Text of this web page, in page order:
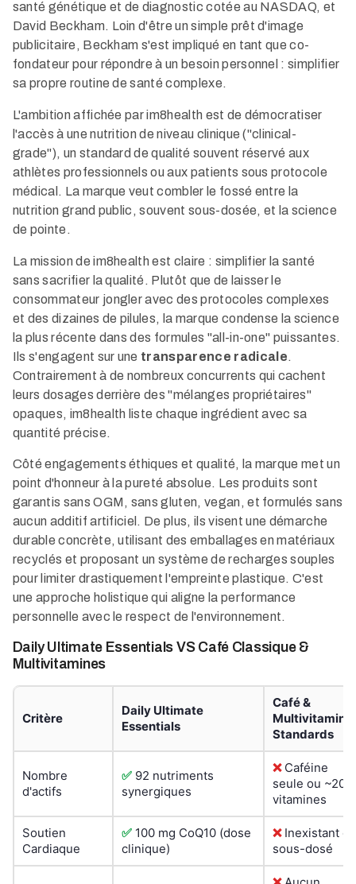
santé génétique et de diagnostic cotée au NASDAQ, et
David Beckham. Loin d'être un simple prêt d'image
publicitaire, Beckham s'est impliqué en tant que co-
fondateur pour répondre à un besoin personnel : simplifier
sa propre routine de santé complexe.
L'ambition affichée par im8health est de démocratiser
l'accès à une nutrition de niveau clinique ("clinical-
grade"), un standard de qualité souvent réservé aux
athlètes professionnels ou aux patients sous protocole
médical. La marque veut combler le fossé entre la
nutrition grand public, souvent sous-dosée, et la science
de pointe.
La mission de im8health est claire : simplifier la santé
sans sacrifier la qualité. Plutôt que de laisser le
consommateur jongler avec des protocoles complexes
et des dizaines de pilules, la marque condense la science
la plus récente dans des formules "all-in-one" puissantes.
Ils s'engagent sur une transparence radicale.
Contrairement à de nombreux concurrents qui cachent
leurs dosages derrière des "mélanges propriétaires"
opaques, im8health liste chaque ingrédient avec sa
quantité précise.
Côté engagements éthiques et qualité, la marque met un
point d'honneur à la pureté absolue. Les produits sont
garantis sans OGM, sans gluten, vegan, et formulés sans
aucun additif artificiel. De plus, ils visent une démarche
durable concrète, utilisant des emballages en matériaux
recyclés et proposant un système de recharges souples
pour limiter drastiquement l'empreinte plastique. C'est
une approche holistique qui aligne la performance
personnelle avec le respect de l'environnement.
Daily Ultimate Essentials VS Café Classique &
Multivitamines
Critère
Daily Ultimate
Essentials
Café &
Standards
Nombre
d'actifs
✅92 nutriments
synergiques
❌Caféine
seule ou ~20
vitamines
Soutien
Cardiaque
✅100 mg CoQ10 (dose
clinique)
❌Inexistant ou
sous-dosé